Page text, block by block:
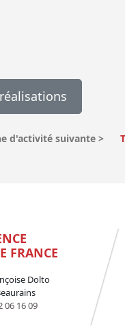
d'activité suivante >
FRANCE
Dolto
06 16 09